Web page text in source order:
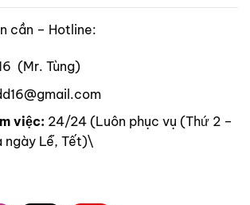
cần – Hotline:
(Mr. Tùng)
việc: 24/24 (Luôn phục vụ (Thứ 2 –
ngày Lễ, Tết)\